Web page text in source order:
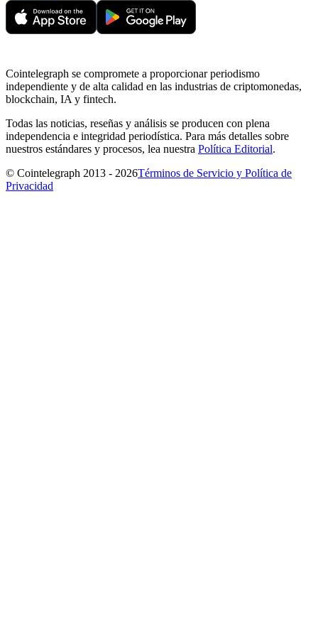
Cointelegraph se compromete a proporcionar periodismo
independiente y de alta calidad en las industrias de criptomonedas,
blockchain, IA y fintech.
Todas las noticias, reseñas y análisis se producen con plena
independencia e integridad periodística. Para más detalles sobre
nuestros estándares y procesos, lea nuestra Política Editorial.
© Cointelegraph 2013 - 2026Términos de Servicio y Política de
Privacidad